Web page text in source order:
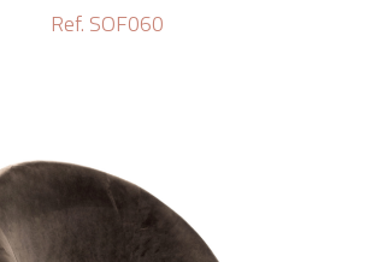
Ref. SOF060